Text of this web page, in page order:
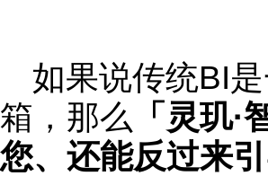
如果说传统BI
箱，那么 「灵玑
您、还能反过来